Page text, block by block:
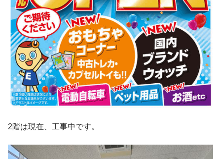
2階は現在、工事中です。